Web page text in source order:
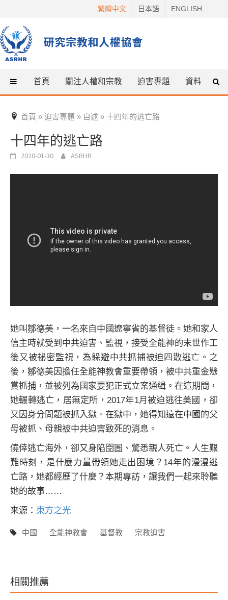
content
繁體中文 日本語 ENGLISH
首頁 關注人權和宗教 迫害專題 資料 什
首頁 » 迫害專題 » 自述 » 十四年的逃亡路
十四年的逃亡路
2020-01-30 ASRHR
她叫鄒德美，一名來自中國遼寧省的基督徒。她和家人
信主時就受到中共迫害、監視，接受全能神的末世作工
後又被祕密監視，為躲避中共抓捕被迫四散逃亡。之
後，鄒德美因擔任全能神教會重要帶領，被中共重金懸
賞抓捕，並被列為國家要犯正式立案通緝。在這期間，
她輾轉逃亡，居無定所，2017年1月被迫逃往美國，卻
又因身分問題被抓入獄。在獄中，她得知遠在中國的父
母被抓、母親被中共迫害致死的消息。
僥倖逃亡海外，卻又身陷囹圄、驚悉親人死亡。人生艱
難時刻，是什麼力量帶領她走出困境？14年的漫漫逃
亡路，她都經歷了什麼？本期專訪，讓我們一起來聆聽
她的故事……
来源： 東方之光
中國 全能神教會 基督教 宗教迫害
相關推薦